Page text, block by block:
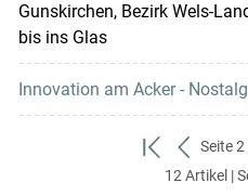
Gunskirchen, Bezirk Wels-
bis ins Glas
Innovation am Acker -
zum
ersten
zurück
zum
Seite
12 Artikel |